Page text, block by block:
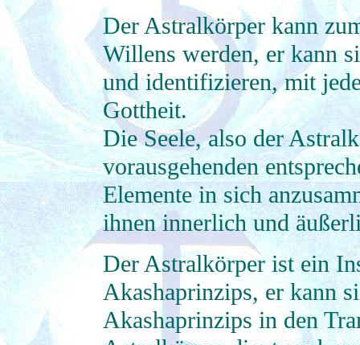
Der Astralkörper kann
Willens werden, er kann
und identifizieren, mit
Gottheit.
Die Seele, also der
vorausgehenden
Elemente in sich
ihnen innerlich und
Der Astralkörper ist ein
Akashaprinzips, er kann
Akashaprinzips in den